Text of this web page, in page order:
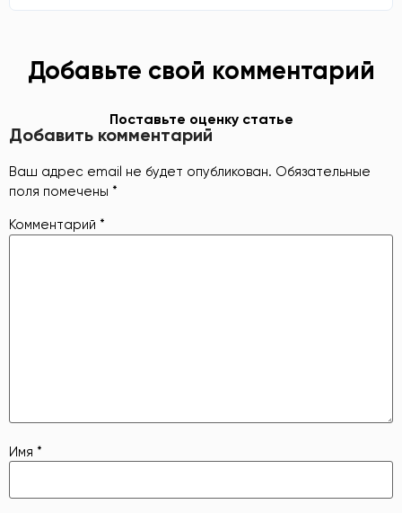
Добавьте свой комментарий
Поставьте оценку статье
Добавить комментарий
Ваш адрес email не будет опубликован. Обязательные
поля помечены *
Комментарий *
Имя *